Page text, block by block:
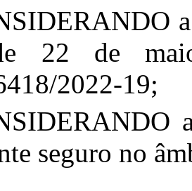
22 de
2022-19;
seguro no